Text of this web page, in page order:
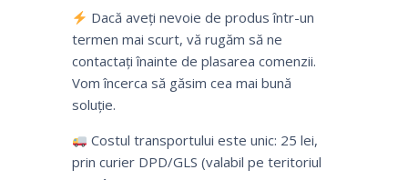
Dacă aveți nevoie de produs într-un
termen mai scurt, vă rugăm să ne
contactați înainte de plasarea comenzii.
Vom încerca să găsim cea mai bună
soluție.
Costul transportului este unic: 25 lei,
prin curier DPD/GLS (valabil pe teritoriul